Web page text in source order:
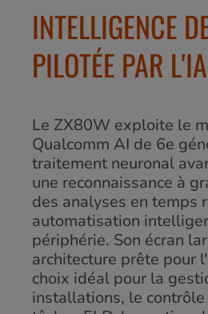
INTELLIGENCE
PILOTÉE PAR L'IA
Le ZX80W exploite le
Qualcomm AI de 6e
traitement neuronal
une reconnaissance à
des analyses en temps
automatisation
périphérie. Son écran
architecture prête pour
choix idéal pour la
installations, le